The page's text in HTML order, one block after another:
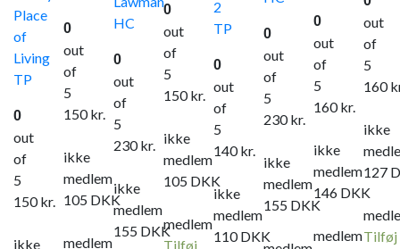
Place
of
Living
TP
0
out
of
5
150kr.
ikke
0
out
of
5
150kr.
ikke
medlem
105 DKK
medlem
HC
0
out
of
5
230kr.
ikke
medlem
155 DKK
0
out
of
5
150kr.
ikke
medlem
105 DKK
medlem
Tilføj
2
TP
0
out
of
5
140kr.
ikke
medlem
110DKK
0
out
of
5
230kr.
ikke
medlem
155 DKK
0
out
of
5
160kr.
ikke
medlem
146 DKK
medlem
out
of
5
160
ikke
127
Tilføj